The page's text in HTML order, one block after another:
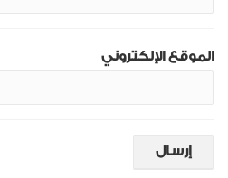
الموقع الإلكتروني